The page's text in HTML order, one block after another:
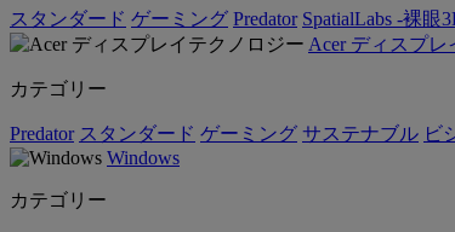
スタンダード ゲーミング Predator SpatialLabs -裸眼
Acer ディスプ
カテゴリー
Predator スタンダード ゲーミング サステナブル ビ
Windows
カテゴリー